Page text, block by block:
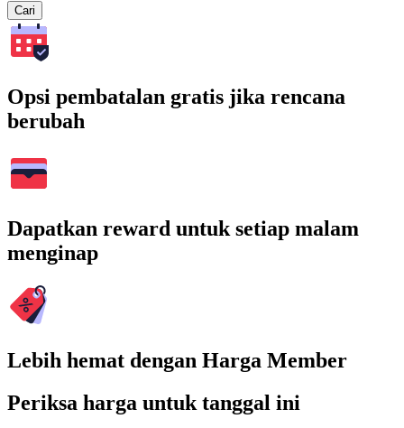
Cari
Opsi pembatalan gratis jika rencana
berubah
Dapatkan reward untuk setiap malam
menginap
Lebih hemat dengan Harga Member
Periksa harga untuk tanggal ini